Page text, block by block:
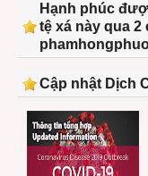
Hạnh phúc
tệ xá này qua
Cập nhật Dịch